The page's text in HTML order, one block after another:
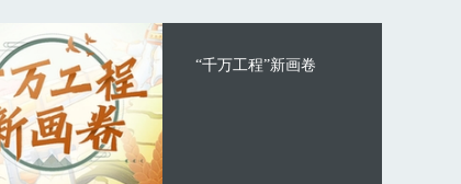
“千万工程”新画卷